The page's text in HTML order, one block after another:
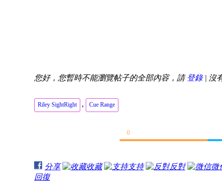
您好，您暫時不能瀏覽帖子的全部內容，請登錄| 沒
Riley SightRight , Cue Range
0
分享 收藏 支持 反對
微
回復